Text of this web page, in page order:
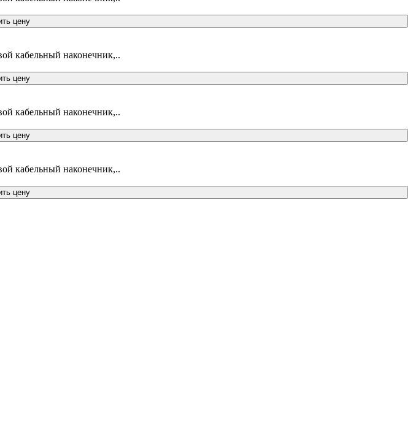
цену
кабельный наконечник,..
цену
кабельный наконечник,..
цену
кабельный наконечник,..
цену